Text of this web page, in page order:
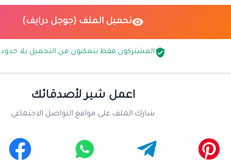
تحميل الملف (جوجل درايف)
المشتركون فقط يتمكنون من التحميل بلا حدود
اعمل شير لأصدقائك
شارك الملف على مواقع التواصل الاجتماعي